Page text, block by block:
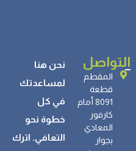
التواصل
المقطم
قطعة
8091 أمام
كارفور
المعادي
بجوار
نحن هنا
لمساعدتك
في كل
خطوة نحو
التعافي. اترك